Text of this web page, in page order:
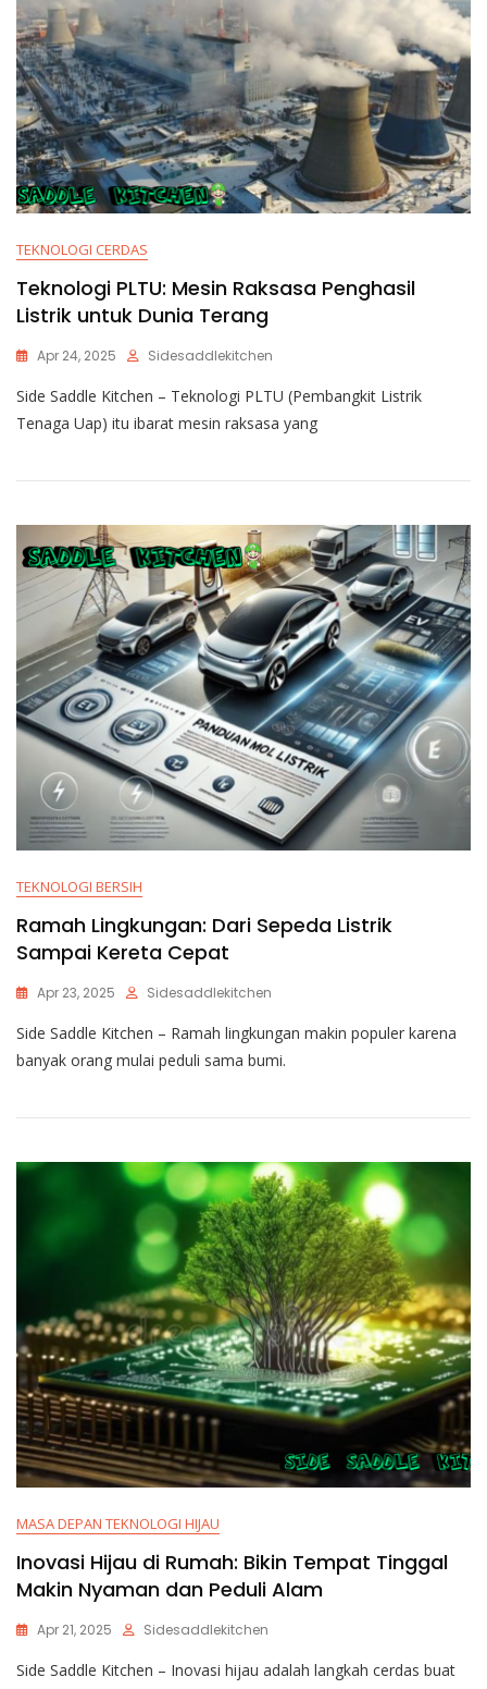
TEKNOLOGI CERDAS
Teknologi PLTU: Mesin Raksasa Penghasil
Listrik untuk Dunia Terang
Apr 24, 2025 Sidesaddlekitchen
Side Saddle Kitchen – Teknologi PLTU (Pembangkit Listrik
Tenaga Uap) itu ibarat mesin raksasa yang
TEKNOLOGI BERSIH
Ramah Lingkungan: Dari Sepeda Listrik
Sampai Kereta Cepat
Apr 23, 2025 Sidesaddlekitchen
Side Saddle Kitchen – Ramah lingkungan makin populer karena
banyak orang mulai peduli sama bumi.
MASA DEPAN TEKNOLOGI HIJAU
Inovasi Hijau di Rumah: Bikin Tempat Tinggal
Makin Nyaman dan Peduli Alam
Apr 21, 2025 Sidesaddlekitchen
Side Saddle Kitchen – Inovasi hijau adalah langkah cerdas buat